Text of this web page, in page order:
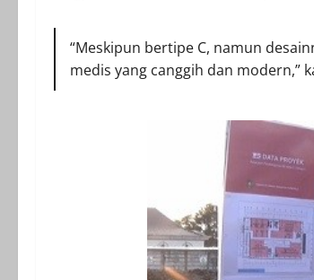
“Meskipun bertipe C, namun
medis yang canggih dan modern,”